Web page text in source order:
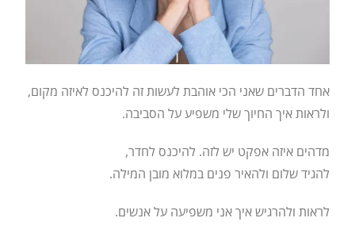
אחד הדברים שאני הכי אוהבת לעשות זה להיכנס לאיזה מקום,
ולראות איך החיוך שלי משפיע על הסביבה.
מדהים איזה אפקט יש לזה. להיכנס לחדר,
להגיד שלום ולהאיר פנים במלוא מובן המילה.
לראות ולהרגיש איך אני משפיעה על אנשים.